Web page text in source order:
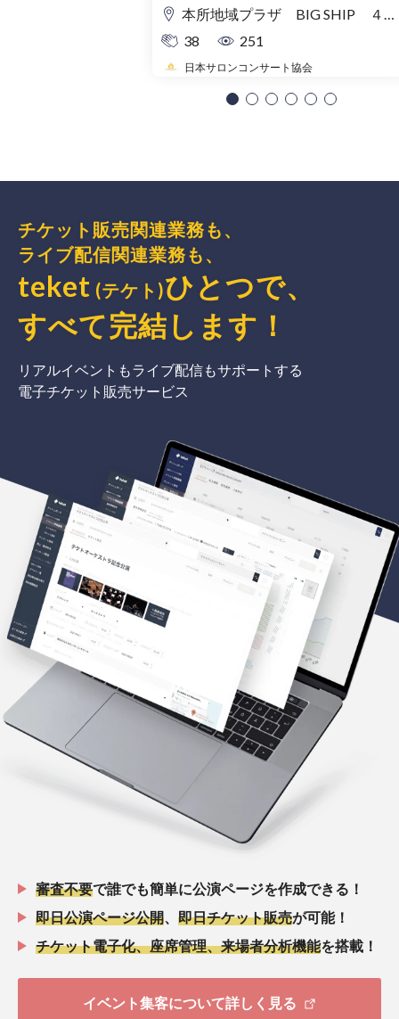
本所地域プラザ BIG SHIP ４階 多目的ホール
38
251
日本サロンコンサート協会
チケット販売関連業務も、
ライブ配信関連業務も、
teket (テケト)ひとつで、
すべて完結 します ！
リアルイベントもライブ配信もサポートする
電子チケット販売サービス
審査不要で誰でも簡単に公演ページを作成できる！
即日公演ページ公開
即日チケット販売が可能！
チケット電子化、座席管理、来場者分析機能を搭載！
イベント集客について詳しく見る